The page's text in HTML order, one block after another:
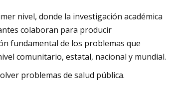
nivel, donde la investigación académica
colaboran para producir
fundamental de los problemas que
comunitario, estatal, nacional y mundial.
problemas de salud pública.